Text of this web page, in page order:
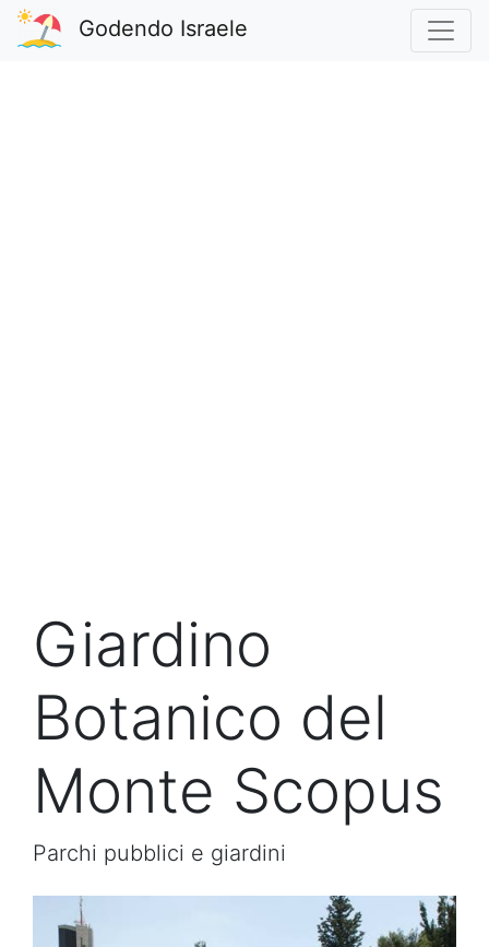
Godendo Israele
Giardino
Botanico del
Monte Scopus
Parchi pubblici e giardini